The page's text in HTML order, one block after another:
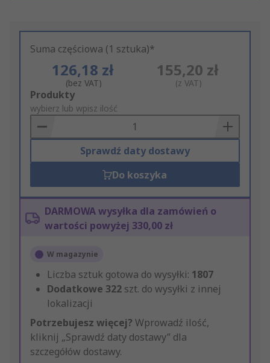
Suma częściowa (1 sztuka)*
126,18 zł
(bez VAT)
155,20 zł
(z VAT)
Add
to
Basket
Produkty
wybierz lub wpisz ilość
Sprawdź daty dostawy
Do koszyka
DARMOWA wysyłka dla zamówień o
wartości powyżej 330,00 zł
W magazynie
Liczba sztuk gotowa do wysyłki: 1807
Dodatkowe 322 szt. do wysyłki z innej
lokalizacji
Potrzebujesz więcej? Wprowadź ilość,
kliknij „Sprawdź daty dostawy” dla
szczegółów dostawy.